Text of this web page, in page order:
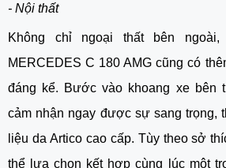
- Nội thất
Không chỉ ngoại thất bên
MERCEDES C 180 AMG cũng có
đáng kể. Bước vào khoang xe bên
cảm nhận ngay được sự sang trọng,
liệu da Artico cao cấp. Tùy theo sở
thể lựa chọn kết hợp cùng lúc một